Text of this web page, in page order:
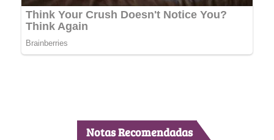
Notas Recomendadas